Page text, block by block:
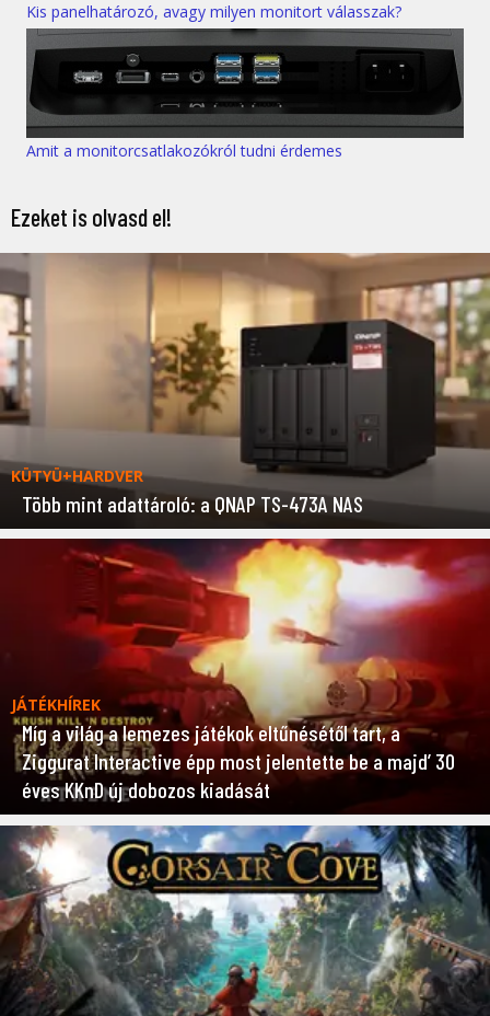
Kis panelhatározó, avagy milyen monitort válasszak?
Amit a monitorcsatlakozókról tudni érdemes
Ezeket is olvasd el!
KÜTYÜ+HARDVER
Több mint adattároló: a QNAP TS-473A NAS
JÁTÉKHÍREK
Míg a világ a lemezes játékok eltűnésétől tart, a
Ziggurat Interactive épp most jelentette be a majd’ 30
éves KKnD új dobozos kiadását